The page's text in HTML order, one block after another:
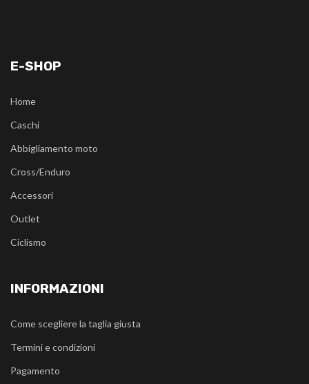
E-SHOP
Home
Caschi
Abbigliamento moto
Cross/Enduro
Accessori
Outlet
Ciclismo
INFORMAZIONI
Come scegliere la taglia giusta
Termini e condizioni
Pagamento